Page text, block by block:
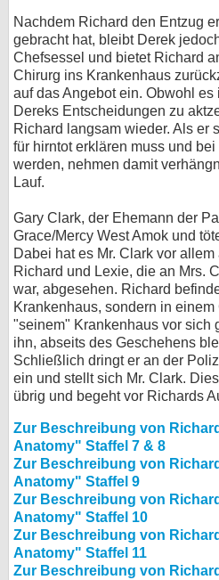
Nachdem Richard den Entzug
gebracht hat, bleibt Derek
Chefsessel und bietet Richard
Chirurg ins Krankenhaus
auf das Angebot ein. Obwohl
Dereks Entscheidungen zu
Richard langsam wieder. Als er
für hirntot erklären muss und
werden, nehmen damit
Lauf.
Gary Clark, der Ehemann der
Grace/Mercy West Amok und
Dabei hat es Mr. Clark vor
Richard und Lexie, die an Mrs.
war, abgesehen. Richard
Krankenhaus, sondern in
"seinem" Krankenhaus vor sich
ihn, abseits des Geschehens
Schließlich dringt er an der
ein und stellt sich Mr. Clark.
übrig und begeht vor Richards
Zur Beschreibung von
Anatomy" Staffel 7 & 8
Zur Beschreibung von
Anatomy" Staffel 9
Zur Beschreibung von
Anatomy" Staffel 10
Zur Beschreibung von
Anatomy" Staffel 11
Zur Beschreibung von